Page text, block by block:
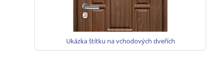
Ukázka štítku na vchodových dveřích